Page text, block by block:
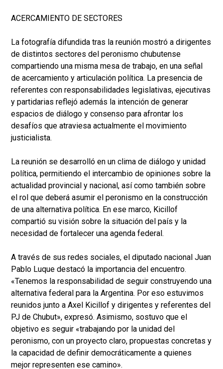
ACERCAMIENTO DE SECTORES
La fotografía difundida tras la reunión mostró a dirigentes
de distintos sectores del peronismo chubutense
compartiendo una misma mesa de trabajo, en una señal
de acercamiento y articulación política. La presencia de
referentes con responsabilidades legislativas, ejecutivas
y partidarias reflejó además la intención de generar
espacios de diálogo y consenso para afrontar los
desafíos que atraviesa actualmente el movimiento
justicialista.
La reunión se desarrolló en un clima de diálogo y unidad
política, permitiendo el intercambio de opiniones sobre la
actualidad provincial y nacional, así como también sobre
el rol que deberá asumir el peronismo en la construcción
de una alternativa política. En ese marco, Kicillof
compartió su visión sobre la situación del país y la
necesidad de fortalecer una agenda federal.
A través de sus redes sociales, el diputado nacional Juan
Pablo Luque destacó la importancia del encuentro.
«Tenemos la responsabilidad de seguir construyendo una
alternativa federal para la Argentina. Por eso estuvimos
reunidos junto a Axel Kicillof y dirigentes y referentes del
PJ de Chubut», expresó. Asimismo, sostuvo que el
objetivo es seguir «trabajando por la unidad del
peronismo, con un proyecto claro, propuestas concretas y
la capacidad de definir democráticamente a quienes
mejor representen ese camino».